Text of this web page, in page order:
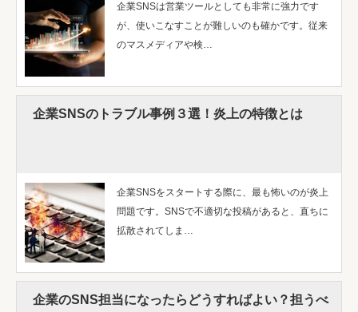
企業SNSは営業ツールとしても非常に強力です
が、使いこなすことが難しいのも確かです。従来
のマスメディアや検…
企業SNSのトラブル事例３選！炎上の特徴とは
企業SNSをスタートする際に、最も怖いのが炎上
問題です。SNSで不適切な投稿があると、直ちに
拡散されてしま…
企業のSNS担当になったらどうすればよい？担うべ